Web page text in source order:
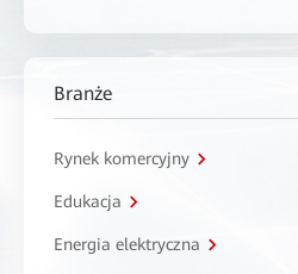
Branże
Rynek komercyjny
Edukacja
Energia elektryczna